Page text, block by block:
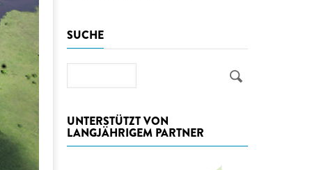
Ulog verursacht
DAMMIT
für den Kamp: Aus für
im Kamptal
SUCHE
UNTERSTÜTZT VON
LANGJÄHRIGEM PARTNER